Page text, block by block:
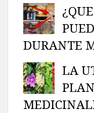
DURANTE
LA